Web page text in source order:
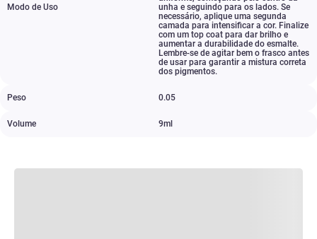
Modo de Uso
unha e seguindo para os lados. Se
necessário, aplique uma segunda
camada para intensificar a cor. Finalize
com um top coat para dar brilho e
aumentar a durabilidade do esmalte.
Lembre-se de agitar bem o frasco antes
de usar para garantir a mistura correta
dos pigmentos.
Peso 0.05
Volume 9ml